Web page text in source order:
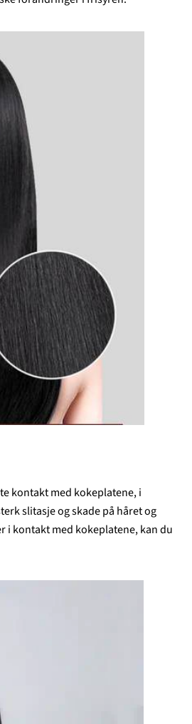
kontakt med kokeplatene, i
slitasje og skade på håret og
i kontakt med kokeplatene, kan du